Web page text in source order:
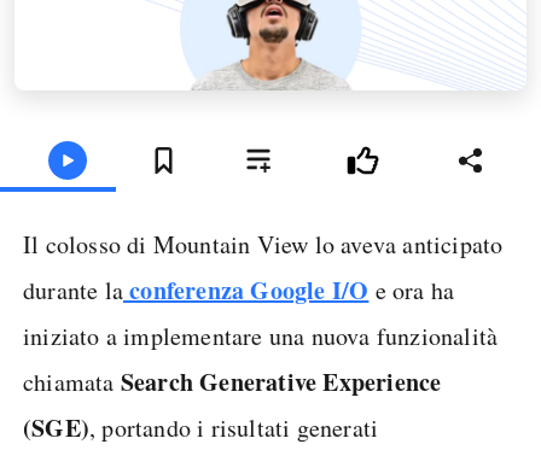
Il colosso di Mountain View lo aveva anticipato
durante laconferenza Google I/O e ora ha
iniziato a implementare una nuova funzionalità
chiamata Search Generative Experience
(SGE), portando i risultati generati